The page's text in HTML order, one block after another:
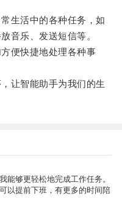
生活中的各种任务，如
音乐、发送短信等。
便快捷地处理各种事
让智能助手为我们的生
能够更轻松地完成工作任务。
以提前下班，有更多的时间陪